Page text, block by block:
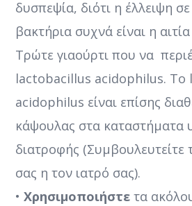
δυσπεψία, διότι η έλλειψη σε
βακτήρια συχνά είναι η
Τρώτε γιαούρτι που να
lactobacillus acidophilus. Το
acidophilus είναι επίσης
κάψουλας στα καταστήματα
διατροφής (Συμβουλευτείτε
σας η τον ιατρό σας).
•Χρησιμοποιήστε τα